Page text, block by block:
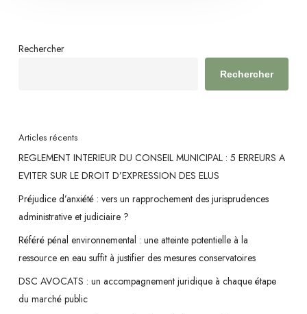
Rechercher
Rechercher
Articles récents
REGLEMENT INTERIEUR DU CONSEIL MUNICIPAL : 5 ERREURS A
EVITER SUR LE DROIT D’EXPRESSION DES ELUS
Préjudice d’anxiété : vers un rapprochement des jurisprudences
administrative et judiciaire ?
Référé pénal environnemental : une atteinte potentielle à la
ressource en eau suffit à justifier des mesures conservatoires
DSC AVOCATS : un accompagnement juridique à chaque étape
du marché public